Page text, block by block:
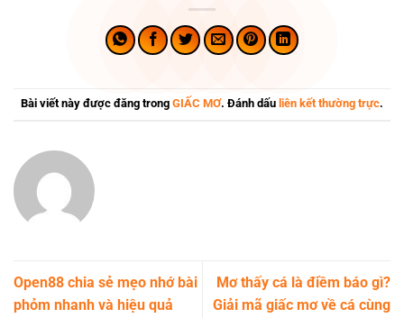
Bài viết này được đăng trong GIẤC MƠ. Đánh dấu liên kết thường trực.
Open88 chia sẻ mẹo nhớ bài
phỏm nhanh và hiệu quả
Mơ thấy cá là điềm báo gì?
Giải mã giấc mơ về cá cùng